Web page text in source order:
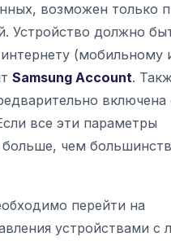
возможен только
Устройство должно
(мобильному
Samsung Account.
включена
все эти параметры
чем
перейти на
устройствами с